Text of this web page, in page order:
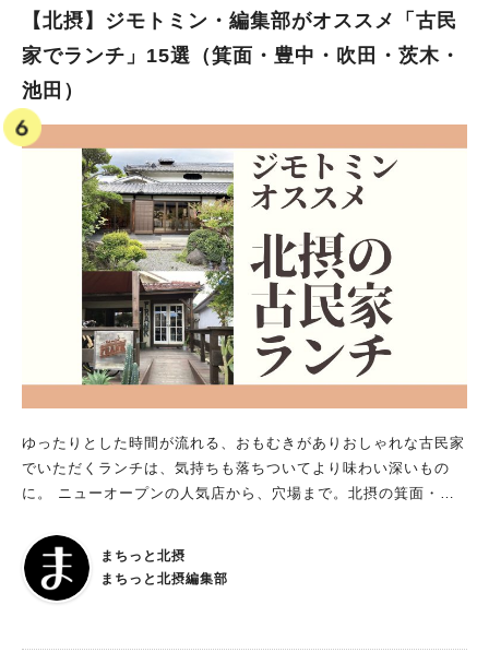
目にするとダメですね、うらやましくなって（笑）。翌週の朝、
こロール」が販売されるのは、午前10時からと午後4時30分から
の1日2回。私は平日の9時30分に訪れたのですが、前から4番目
でした。開店時間が近づくにつれ、人が次々に訪れ、開店時には
20人くらいになっていました。 はしっこロールは数量限定。1箱
400円！ 見た目を整えるために、はしっこを切り落としただけ
なので、もちろん味は全く同じで美味。 前の人たちが2箱ずつ購
入されていたので、お店の方に「1人2箱ずつですか？」と尋ねた
ら、「いいえ、大丈夫ですよ」とニッコリ。ほんとは5箱くらい
買いたかったのですが、列のことを思い出して、プレーンを2
箱、フルーツを1箱いただきました。 はしっこ感ゼロ！食べ応え
満点 待ちきれず、帰ってすぐにオープン♪ 当たり前なのです
が、間違いなく「堂島ロール」♡ “はしっこ”と聞いていたので、
どんくらいペラペラなのかな？と思っていたら、全然！！ 十分
です。 子どももパパも私も大好きなので、3箱はその日のうちに
思い出したら、また食べたくなったので、近いうちに行ってきま
す。
【北摂】ジモトミン・編集部がオススメ「古民
家でランチ」15選（箕面・豊中・吹田・茨木・
池田）
ゆったりとした時間が流れる、おもむきがありおしゃれな古民家
でいただくランチは、気持ちも落ちついてより味わい深いもの
に。 ニューオープンの人気店から、穴場まで。北摂の箕面・豊
る、古民家でランチをいただけるカフェ、レストランを15店をご
紹介します。 緑あふれる庭園、レトロな雰囲気を残しながらリ
ノベーションされ、より過ごしやすくなっている店内といった特
まちっと北摂
まちっと北摂編集部